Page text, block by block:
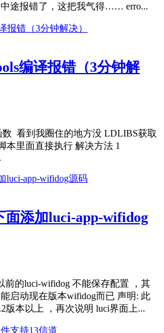
中途报错了，这把我气得…… erro...
编译报错（3分钟解
数 看到我圈住的地方没 LDLIBS获取
本里面直接执行 解决方法 1
面添加luci-app-wifidog
前的luci-wifidog 不能保存配置 ，其
启动现在版本wifidog而已 声明: 此
版本以上 ，再次说明 luci界面上...